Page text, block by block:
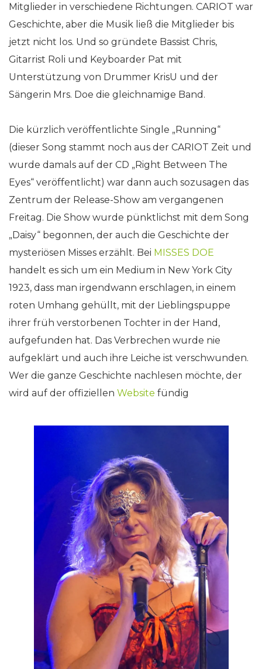
Mitglieder in verschiedene Richtungen. CARIOT war
Geschichte, aber die Musik ließ die Mitglieder bis
jetzt nicht los. Und so gründete Bassist Chris,
Gitarrist Roli und Keyboarder Pat mit
Unterstützung von Drummer KrisU und der
Sängerin Mrs. Doe die gleichnamige Band.
Die kürzlich veröffentlichte Single „Running“
(dieser Song stammt noch aus der CARIOT Zeit und
wurde damals auf der CD „Right Between The
Eyes“ veröffentlicht) war dann auch sozusagen das
Zentrum der Release-Show am vergangenen
Freitag. Die Show wurde pünktlichst mit dem Song
„Daisy“ begonnen, der auch die Geschichte der
mysteriösen Misses erzählt. Bei MISSES DOE
handelt es sich um ein Medium in New York City
1923, dass man irgendwann erschlagen, in einem
roten Umhang gehüllt, mit der Lieblingspuppe
ihrer früh verstorbenen Tochter in der Hand,
aufgefunden hat. Das Verbrechen wurde nie
aufgeklärt und auch ihre Leiche ist verschwunden.
Wer die ganze Geschichte nachlesen möchte, der
wird auf der offiziellen Website fündig